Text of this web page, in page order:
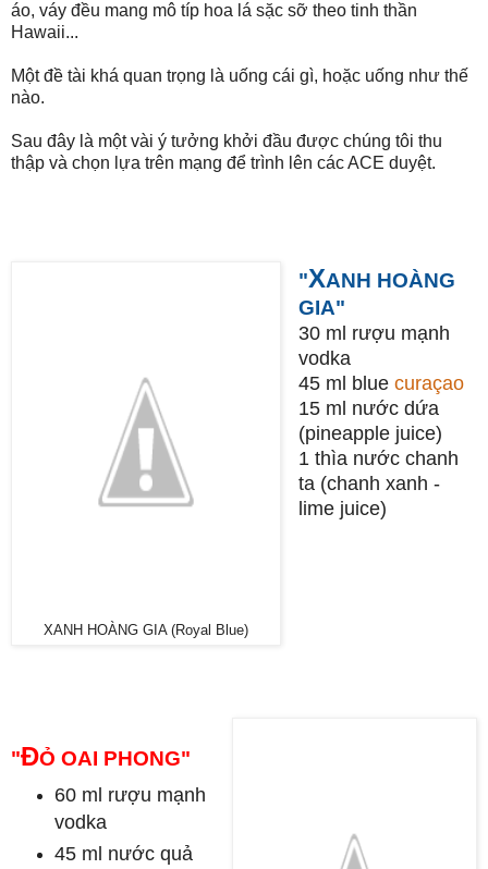
áo, váy đều mang mô típ hoa lá sặc sỡ theo tinh thần
Hawaii...
Một đề tài khá quan trọng là uống cái gì, hoặc uống như thế
nào.
Sau đây là một vài ý tưởng khởi đầu được chúng tôi thu
thập và chọn lựa trên mạng để trình lên các ACE duyệt.
XANH HOÀNG GIA (Royal Blue)
"XANH HOÀNG
GIA"
30 ml rượu mạnh
vodka
45 ml blue curaçao
15 ml nước dứa
(pineapple juice)
1 thìa nước chanh
ta (chanh xanh -
lime juice)
"ĐỎ OAI PHONG"
60 ml rượu mạnh
vodka
45 ml nước quả